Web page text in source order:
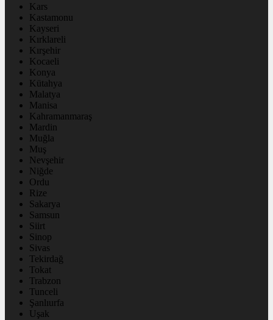
Kars
Kastamonu
Kayseri
Kırklareli
Kırşehir
Kocaeli
Konya
Kütahya
Malatya
Manisa
Kahramanmaraş
Mardin
Muğla
Muş
Nevşehir
Niğde
Ordu
Rize
Sakarya
Samsun
Siirt
Sinop
Sivas
Tekirdağ
Tokat
Trabzon
Tunceli
Şanlıurfa
Uşak